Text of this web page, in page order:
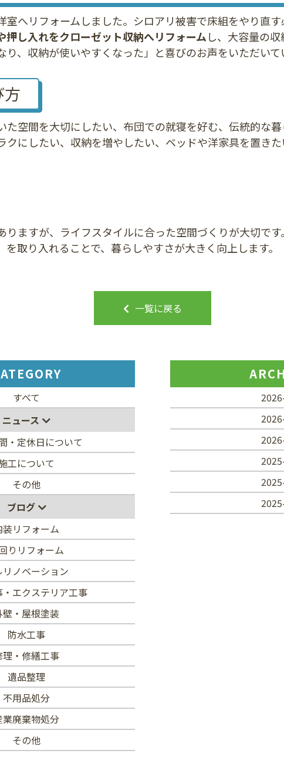
室へリフォームしました。シロアリ被害で床組をやり直
押し入れをクローゼット収納へリフォームし、大容量の収
、収納が使いやすくなった」と喜びのお声をいただいて
た空間を大切にしたい、布団での就寝を好む、伝統的な
クにしたい、収納を増やしたい、ベッドや洋家具を置き
りますが、ライフスタイルに合った空間づくりが大切で
取り入れることで、暮らしやすさが大きく向上します。
一覧に戻る
すべて
ニュース
・定休日について
工について
その他
ブログ
装リフォーム
りリフォーム
リノベーション
エクステリア工事
壁・屋根塗装
防水工事
理・修繕工事
遺品整理
不用品処分
業廃棄物処分
その他